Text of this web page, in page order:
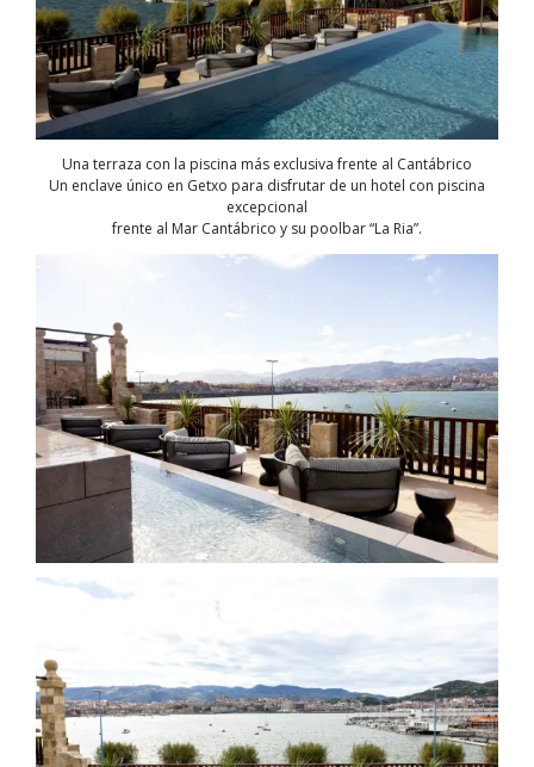
Una terraza con la piscina más exclusiva frente al Cantábrico
Un enclave único en Getxo para disfrutar de un hotel con piscina
excepcional
frente al Mar Cantábrico y su poolbar “La Ria”.